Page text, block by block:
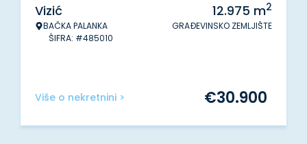
Vizić
BAČKA PALANKA
ŠIFRA: #485010
12.975 m2
GRAĐEVINSKO ZEMLJIŠTE
Više o nekretnini > €30.900